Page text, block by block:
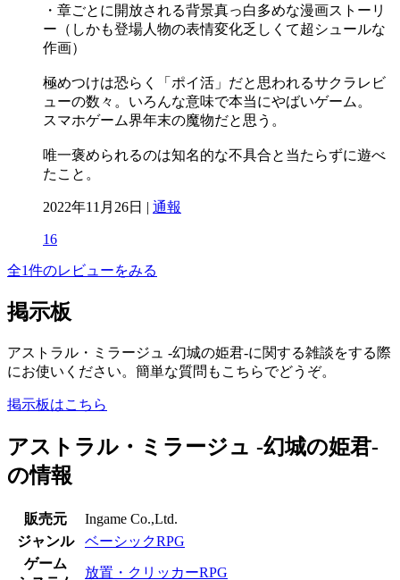
・章ごとに開放される背景真っ白多めな漫画ストーリ
ー（しかも登場人物の表情変化乏しくて超シュールな
作画）
極めつけは恐らく「ポイ活」だと思われるサクラレビ
ューの数々。いろんな意味で本当にやばいゲーム。
スマホゲーム界年末の魔物だと思う。
唯一褒められるのは知名的な不具合と当たらずに遊べ
たこと。
2022年11月26日 | 通報
16
全1件のレビューをみる
掲示板
アストラル・ミラージュ -幻城の姫君-に関する雑談をする際
にお使いください。簡単な質問もこちらでどうぞ。
掲示板はこちら
アストラル・ミラージュ -幻城の姫君-
の情報
販売元
Ingame Co.,Ltd.
ジャンル
ベーシックRPG
ゲーム
放置・クリッカーRPG